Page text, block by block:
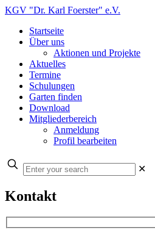
KGV "Dr. Karl Foerster" e.V.
Startseite
Über uns
Aktionen und Projekte
Aktuelles
Termine
Schulungen
Garten finden
Download
Mitgliederbereich
Anmeldung
Profil bearbeiten
✕
Kontakt